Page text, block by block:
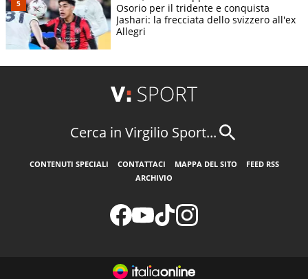
Osorio per il tridente e conquista
Jashari: la frecciata dello svizzero all'ex
Allegri
Cerca in Virgilio Sport...
CONTENUTI SPECIALI CONTATTACI MAPPA DEL SITO
FEED RSS
ARCHIVIO